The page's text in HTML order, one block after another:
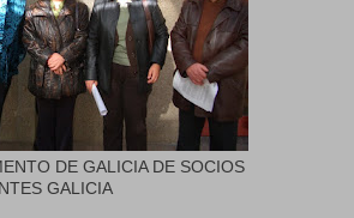
DE GALICIA DE SOCIOS
GALICIA